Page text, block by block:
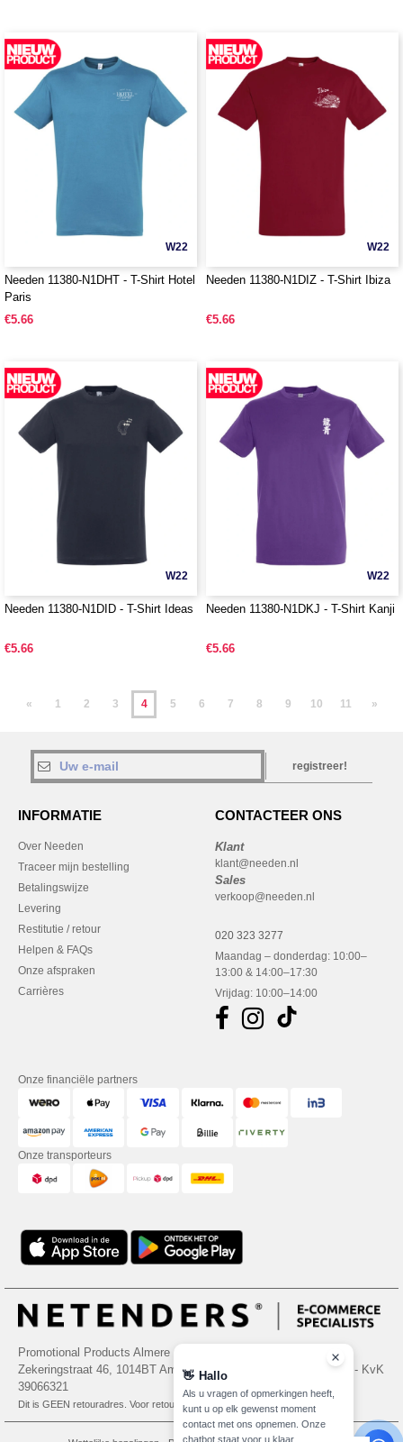
W22
Needen 11380-N1DHT - T-Shirt Hotel
Paris
€5.66
W22
Needen 11380-N1DIZ - T-Shirt Ibiza
€5.66
W22
Needen 11380-N1DID - T-Shirt Ideas
€5.66
W22
Needen 11380-N1DKJ - T-Shirt Kanji
€5.66
« 1 2 3 4 5 6 7 8 9 10 11 »
registreer!
INFORMATIE
Over Needen
Traceer mijn bestelling
Betalingswijze
Levering
Restitutie / retour
Helpen & FAQs
Onze afspraken
Carrières
CONTACTEER ONS
Klant
klant@needen.nl
Sales
verkoop@needen.nl
020 323 3277
Maandag – donderdag: 10:00–
13:00 & 14:00–17:30
Vrijdag: 10:00–14:00
Onze financiële partners
Onze transporteurs
Promotional Products Almere (P.P.A.) B.V.
Zekeringstraat 46, 1014BT Amsterdam - VAT NL 005596191B03 - KvK
39066321
Dit is GEEN retouradres. Voor retourzending, zie hier
👋 Hallo
Als u vragen of opmerkingen heeft,
kunt u op elk gewenst moment
contact met ons opnemen. Onze
chatbot staat voor u klaar.